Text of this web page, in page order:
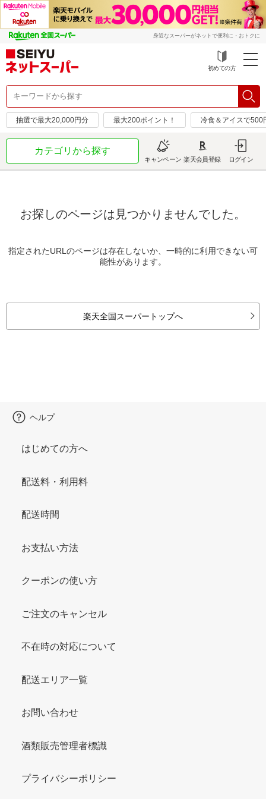
身近なスーパーがネットで便利に・おトクに
初めての方
抽選で最大20,000円分 最大200ポイント！ 冷食＆アイスで500
カテゴリから探す
キャンペーン 楽天会員登録 ログイン
お探しのページは見つかりませんでした。
指定されたURLのページは存在しないか、一時的に利用できない可
能性があります。
楽天全国スーパートップへ
ヘルプ
はじめての方へ
配送料・利用料
配送時間
お支払い方法
クーポンの使い方
ご注文のキャンセル
不在時の対応について
配送エリア一覧
お問い合わせ
酒類販売管理者標識
プライバシーポリシー